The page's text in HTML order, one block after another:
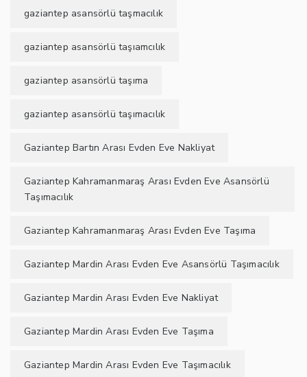
gaziantep asansörlü taşmacılık
gaziantep asansörlü taşıamcılık
gaziantep asansörlü taşıma
gaziantep asansörlü taşımacılık
Gaziantep Bartın Arası Evden Eve Nakliyat
Gaziantep Kahramanmaraş Arası Evden Eve Asansörlü
Taşımacılık
Gaziantep Kahramanmaraş Arası Evden Eve Taşıma
Gaziantep Mardin Arası Evden Eve Asansörlü Taşımacılık
Gaziantep Mardin Arası Evden Eve Nakliyat
Gaziantep Mardin Arası Evden Eve Taşıma
Gaziantep Mardin Arası Evden Eve Taşımacılık